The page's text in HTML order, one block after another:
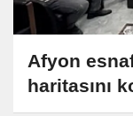
Afyon
haritasını